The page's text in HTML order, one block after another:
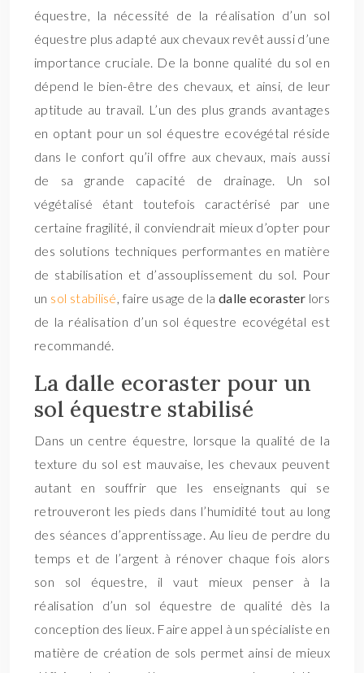
équestre, la nécessité de la réalisation d’un sol
équestre plus adapté aux chevaux revêt aussi d’une
importance cruciale. De la bonne qualité du sol en
dépend le bien-être des chevaux, et ainsi, de leur
aptitude au travail. L’un des plus grands avantages
en optant pour un sol équestre ecovégétal réside
dans le confort qu’il offre aux chevaux, mais aussi
de sa grande capacité de drainage. Un sol
végétalisé étant toutefois caractérisé par une
certaine fragilité, il conviendrait mieux d’opter pour
des solutions techniques performantes en matière
de stabilisation et d’assouplissement du sol. Pour
un sol stabilisé, faire usage de la dalle ecoraster lors
de la réalisation d’un sol équestre ecovégétal est
recommandé.
La dalle ecoraster pour un
sol équestre stabilisé
Dans un centre équestre, lorsque la qualité de la
texture du sol est mauvaise, les chevaux peuvent
autant en souffrir que les enseignants qui se
retrouveront les pieds dans l’humidité tout au long
des séances d’apprentissage. Au lieu de perdre du
temps et de l’argent à rénover chaque fois alors
son sol équestre, il vaut mieux penser à la
réalisation d’un sol équestre de qualité dès la
conception des lieux. Faire appel à un spécialiste en
matière de création de sols permet ainsi de mieux